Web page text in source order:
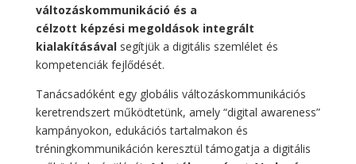
változáskommunikáció és a
célzott képzési megoldások integrált
kialakításával segítjük a digitális szemlélet és
kompetenciák fejlődését.
Tanácsadóként egy globális változáskommunikációs
keretrendszert működtetünk, amely “digital awareness”
kampányokon, edukációs tartalmakon és
tréningkommunikáción keresztül támogatja a digitális